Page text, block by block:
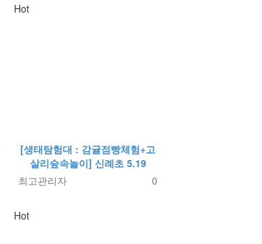
Hot
[생태탐험대 : 감귤점빵체험+고
살리숲속놀이] 신례초 5.19
최고관리자
0
Hot